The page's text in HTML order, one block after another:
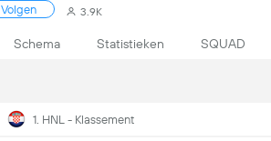
Volgen 3.9K
Schema Statistieken SQUAD
1. HNL - Klassement